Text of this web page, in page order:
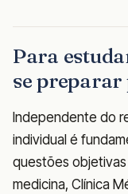
Para
se preparar
Independente do
individual é
questões
medicina, Clínica